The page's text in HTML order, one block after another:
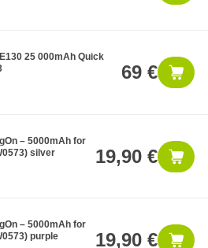
25 000mAh Quick
69 €
– 5000mAh for
silver
19,90 €
– 5000mAh for
purple
19,90 €